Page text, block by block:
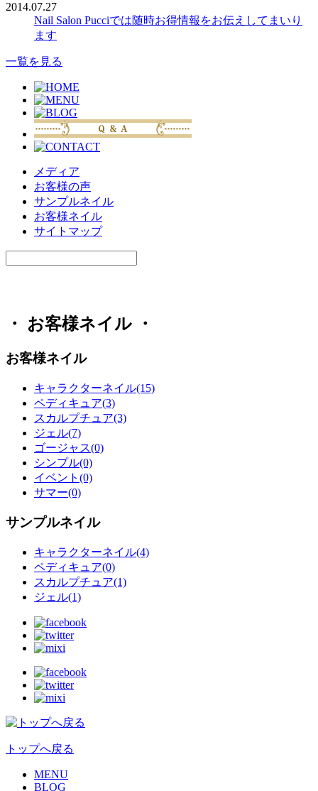
2014.07.27
Nail Salon Pucciでは随時お得情報をお伝えしてまいり
ます
一覧を見る
メディア
お客様の声
サンプルネイル
お客様ネイル
サイトマップ
・ お客様ネイル ・
お客様ネイル
キャラクターネイル(15)
ペディキュア(3)
スカルプチュア(3)
ジェル(7)
ゴージャス(0)
シンプル(0)
イベント(0)
サマー(0)
サンプルネイル
キャラクターネイル(4)
ペディキュア(0)
スカルプチュア(1)
ジェル(1)
トップへ戻る
MENU
BLOG